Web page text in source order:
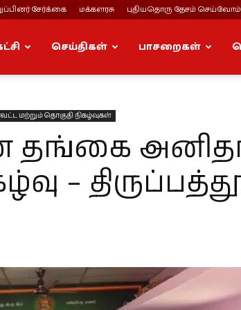
சேர்க்கை மக்களரசு புதியதொரு தேசம்
செய்திகள் பாசறைகள்
மற்றும் தொகுதி நிகழ்வுகள்
தங்கை
–